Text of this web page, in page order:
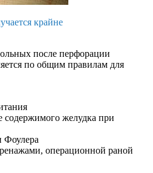
крайне
после перфорации
по общим правилам для
содержимого желудка при
Фоулера
операционной раной